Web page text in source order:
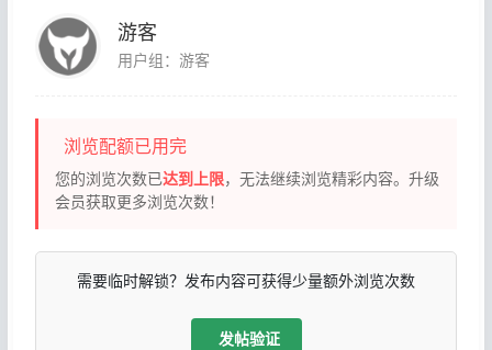
游客
用户组：游客
浏览配额已用完
您的浏览次数已达到上限，无法继续浏览精彩内容。升级
会员获取更多浏览次数！
需要临时解锁？发布内容可获得少量额外浏览次数
发帖验证